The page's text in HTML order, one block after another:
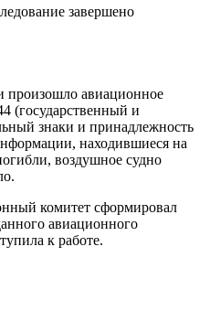
завершено
произошло авиационное
(государственный и
знаки и принадлежность
находившиеся на
воздушное судно
комитет сформировал
авиационного
к работе.